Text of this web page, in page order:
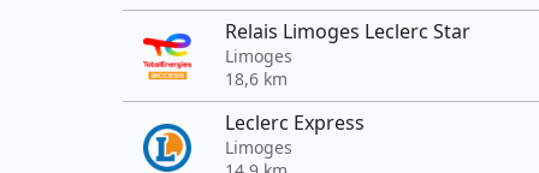
Relais Limoges Leclerc Star
Limoges
18,6 km
Leclerc Express
Limoges